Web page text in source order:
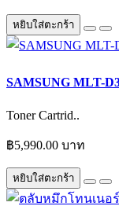
หยิบใส่ตะกร้า
SAMSUNG MLT-
Toner Cartrid..
฿5,990.00 บาท
หยิบใส่ตะกร้า